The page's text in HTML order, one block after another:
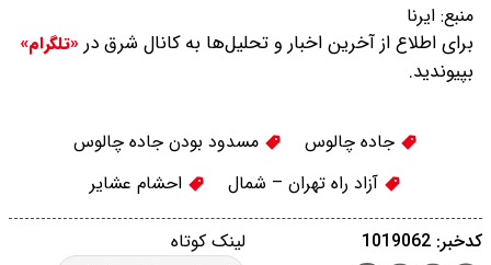
منبع: ایرنا
برای اطلاع از آخرین اخبار و تحلیل‌ها به کانال شرق در «تلگرام»
بپیوندید.
جاده چالوس
مسدود بودن جاده چالوس
آزاد راه تهران – شمال
احشام عشایر
لینک کوتاه کدخبر: 1019062